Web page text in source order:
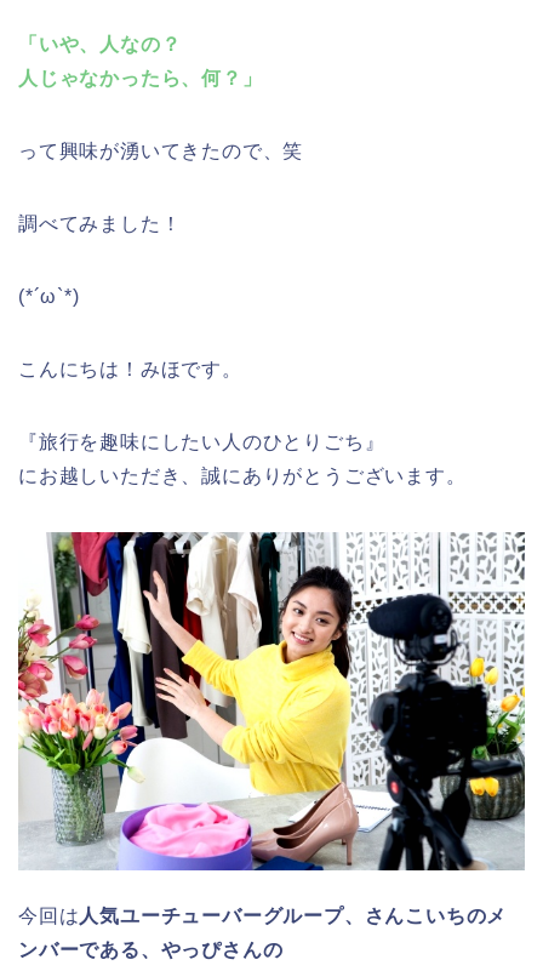
「いや、人なの？
人じゃなかったら、何？」
って興味が湧いてきたので、笑
調べてみました！
(*´ω`*)
こんにちは！みほです。
『旅行を趣味にしたい人のひとりごち』
にお越しいただき、誠にありがとうございます。
今回は 人気ユーチューバーグループ、さんこいちのメ
ンバーである、やっぴさんの